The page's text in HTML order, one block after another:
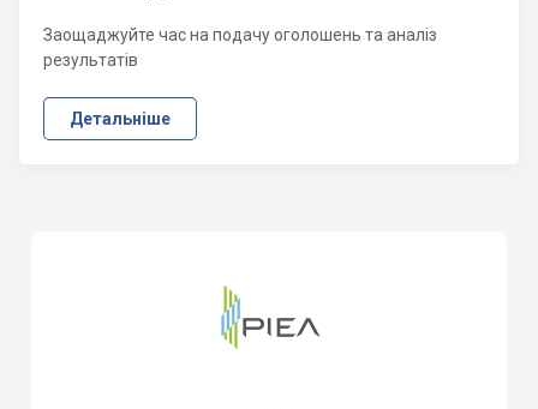
Заощаджуйте час на подачу оголошень та аналіз
результатів
Детальніше